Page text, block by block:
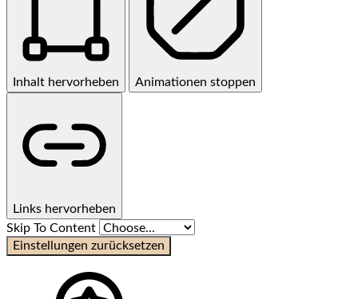
Inhalt hervorheben Animationen stoppen
Links hervorheben
Skip To Content
Einstellungen zurücksetzen